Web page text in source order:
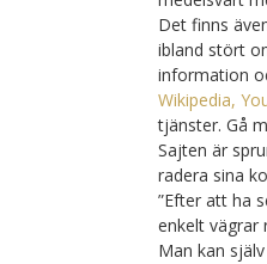
Det finns
ibland stört
information
Wikipedia,
tjänster. Gå
Sajten är
radera sina
”Efter att ha
enkelt vägrar
Man kan